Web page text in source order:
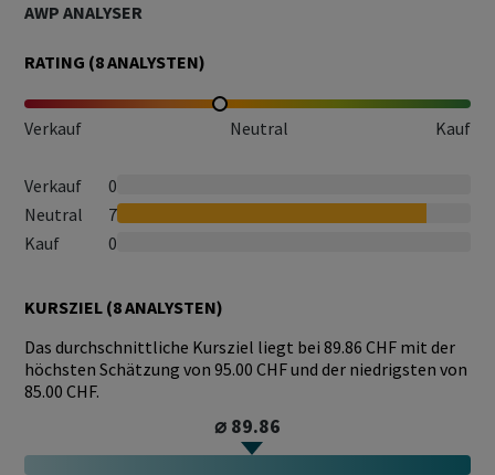
AWP ANALYSER
RATING (8ANALYSTEN)
Verkauf Neutral Kauf
Verkauf
0
Neutral
7
Kauf
0
KURSZIEL (8ANALYSTEN)
Das durchschnittliche Kursziel liegt bei 89.86 CHF mit der
höchsten Schätzung von 95.00 CHF und der niedrigsten von
85.00 CHF.
⌀ 89.86